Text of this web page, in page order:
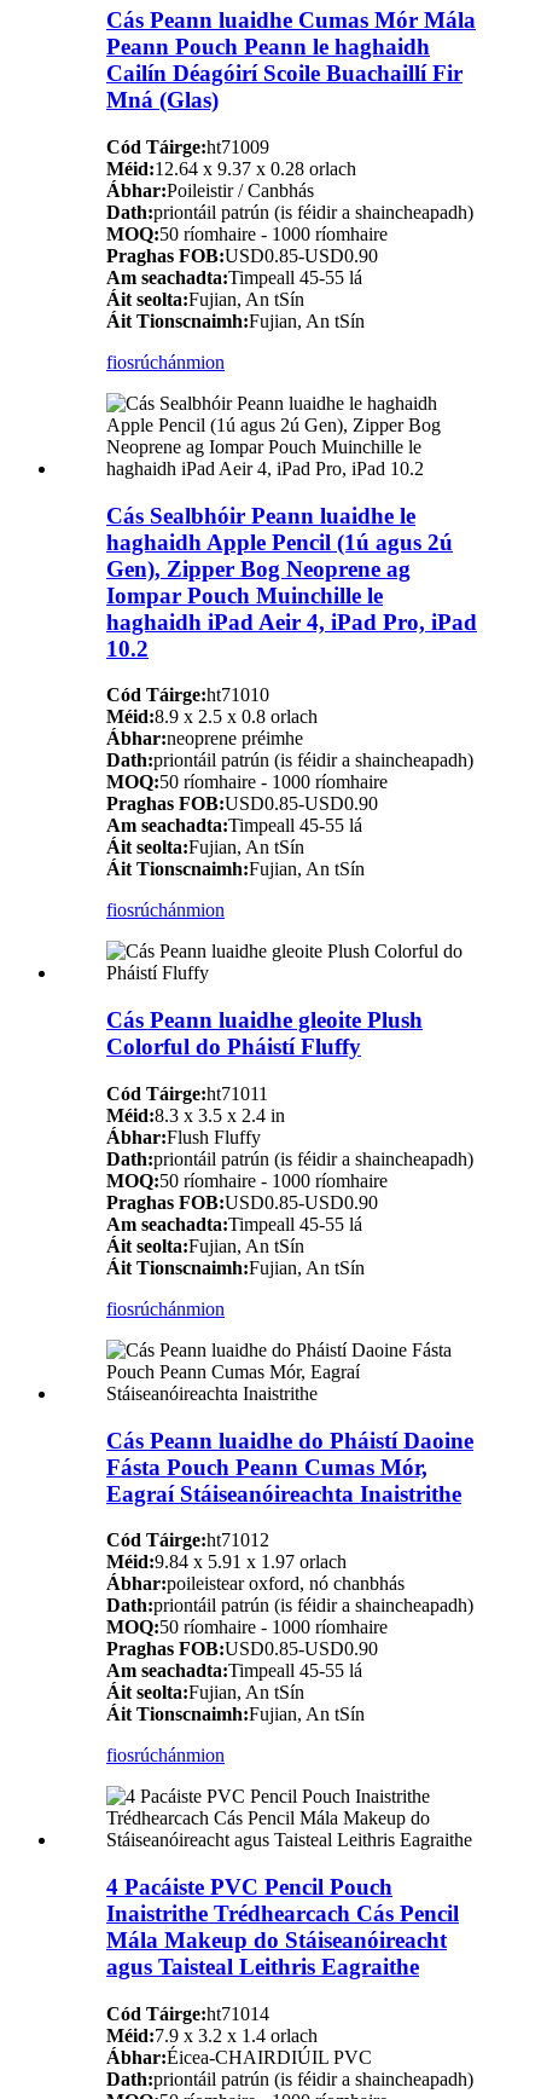
Cás Peann luaidhe Cumas Mór Mála
Peann Pouch Peann le haghaidh
Cailín Déagóirí Scoile Buachaillí Fir
Mná (Glas)
Cód Táirge:ht71009
Méid:12.64 x 9.37 x 0.28 orlach
Ábhar:Poileistir / Canbhás
Dath:priontáil patrún (is féidir a shaincheapadh)
MOQ:50 ríomhaire - 1000 ríomhaire
Praghas FOB:USD0.85-USD0.90
Am seachadta:Timpeall 45-55 lá
Áit seolta:Fujian, An tSín
Áit Tionscnaimh:Fujian, An tSín
fiosrúchánmion
Cás Sealbhóir Peann luaidhe le
haghaidh Apple Pencil (1ú agus 2ú
Gen), Zipper Bog Neoprene ag
Iompar Pouch Muinchille le
haghaidh iPad Aeir 4, iPad Pro, iPad
10.2
Cód Táirge:ht71010
Méid:8.9 x 2.5 x 0.8 orlach
Ábhar:neoprene préimhe
Dath:priontáil patrún (is féidir a shaincheapadh)
MOQ:50 ríomhaire - 1000 ríomhaire
Praghas FOB:USD0.85-USD0.90
Am seachadta:Timpeall 45-55 lá
Áit seolta:Fujian, An tSín
Áit Tionscnaimh:Fujian, An tSín
fiosrúchánmion
Cás Peann luaidhe gleoite Plush
Colorful do Pháistí Fluffy
Cód Táirge:ht71011
Méid:8.3 x 3.5 x 2.4 in
Ábhar:Flush Fluffy
Dath:priontáil patrún (is féidir a shaincheapadh)
MOQ:50 ríomhaire - 1000 ríomhaire
Praghas FOB:USD0.85-USD0.90
Am seachadta:Timpeall 45-55 lá
Áit seolta:Fujian, An tSín
Áit Tionscnaimh:Fujian, An tSín
fiosrúchánmion
Cás Peann luaidhe do Pháistí Daoine
Fásta Pouch Peann Cumas Mór,
Eagraí Stáiseanóireachta Inaistrithe
Cód Táirge:ht71012
Méid:9.84 x 5.91 x 1.97 orlach
Ábhar:poileistear oxford, nó chanbhás
Dath:priontáil patrún (is féidir a shaincheapadh)
MOQ:50 ríomhaire - 1000 ríomhaire
Praghas FOB:USD0.85-USD0.90
Am seachadta:Timpeall 45-55 lá
Áit seolta:Fujian, An tSín
Áit Tionscnaimh:Fujian, An tSín
fiosrúchánmion
4 Pacáiste PVC Pencil Pouch
Inaistrithe Trédhearcach Cás Pencil
Mála Makeup do Stáiseanóireacht
agus Taisteal Leithris Eagraithe
Cód Táirge:ht71014
Méid:7.9 x 3.2 x 1.4 orlach
Ábhar:Éicea-CHAIRDIÚIL PVC
Dath:priontáil patrún (is féidir a shaincheapadh)